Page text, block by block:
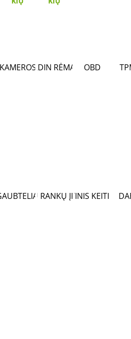
2DIN RĖMAI
LAISVŲ RANKŲ ĮRANGA
OBD
OPTINIS KEITIKLIS